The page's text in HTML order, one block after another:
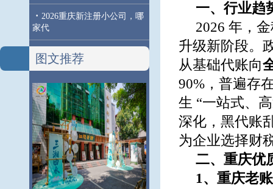
· 2026重庆新注册小公司，哪
家代
图文推荐
一、行业趋
2026 年，
升级新阶段。
从基础代账向
90%，普遍存
生 “一站式、
深化，黑代账
为企业选择财
二、重庆优
1、重庆老